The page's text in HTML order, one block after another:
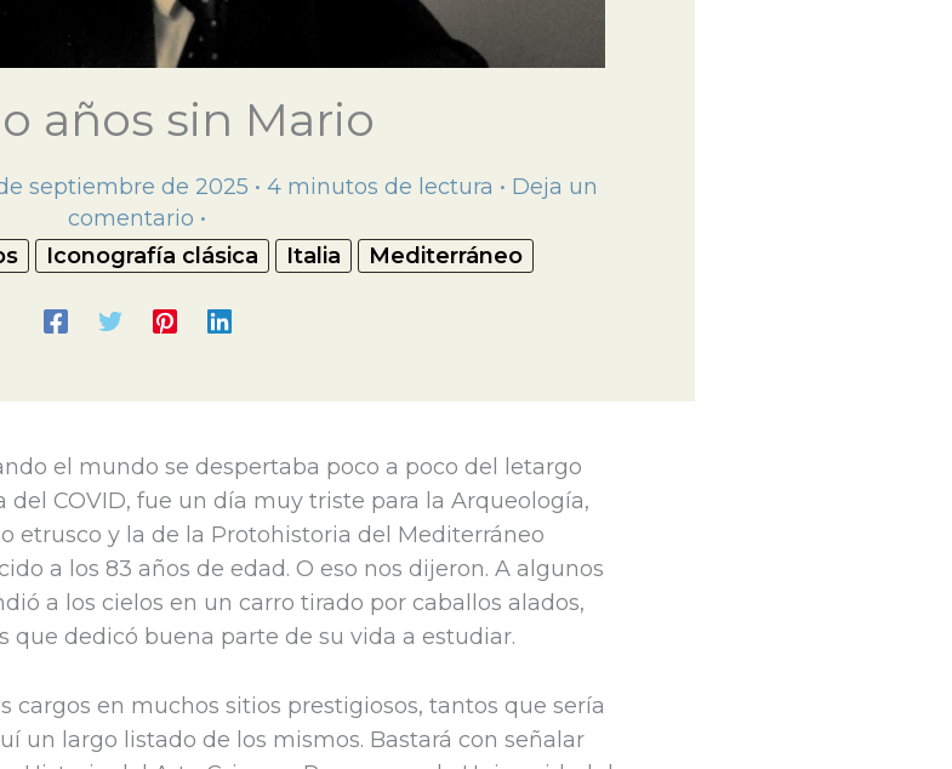
años sin Mario
septiembre de 2025 • 4 minutos de lectura • Deja un
comentario •
Iconografía clásica Italia Mediterráneo
el mundo se despertaba poco a poco del letargo
COVID, fue un día muy triste para la Arqueología,
etrusco y la de la Protohistoria del Mediterráneo
a los 83 años de edad. O eso nos dijeron. A algunos
a los cielos en un carro tirado por caballos alados,
que dedicó buena parte de su vida a estudiar.
cargos en muchos sitios prestigiosos, tantos que sería
un largo listado de los mismos. Bastará con señalar